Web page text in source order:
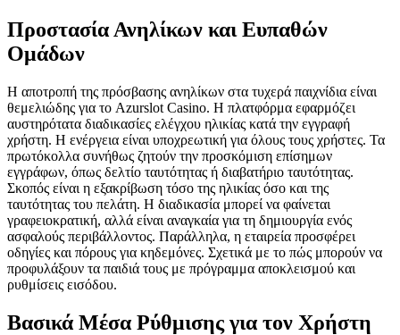
Προστασία Ανηλίκων και Ευπαθών
Ομάδων
Η αποτροπή της πρόσβασης ανηλίκων στα τυχερά παιχνίδια είναι
θεμελιώδης για το Azurslot Casino. Η πλατφόρμα εφαρμόζει
αυστηρότατα διαδικασίες ελέγχου ηλικίας κατά την εγγραφή
χρήστη. Η ενέργεια είναι υποχρεωτική για όλους τους χρήστες. Τα
πρωτόκολλα συνήθως ζητούν την προσκόμιση επίσημων
εγγράφων, όπως δελτίο ταυτότητας ή διαβατήριο ταυτότητας.
Σκοπός είναι η εξακρίβωση τόσο της ηλικίας όσο και της
ταυτότητας του πελάτη. Η διαδικασία μπορεί να φαίνεται
γραφειοκρατική, αλλά είναι αναγκαία για τη δημιουργία ενός
ασφαλούς περιβάλλοντος. Παράλληλα, η εταιρεία προσφέρει
οδηγίες και πόρους για κηδεμόνες. Σχετικά με το πώς μπορούν να
προφυλάξουν τα παιδιά τους με πρόγραμμα αποκλεισμού και
ρυθμίσεις εισόδου.
Βασικά Μέσα Ρύθμισης για τον Χρήστη